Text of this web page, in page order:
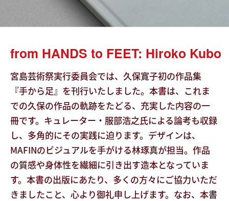
from HANDS to FEET: Hiroko Kubo
宮島芸術祭実行委員会では、久保寛子初の作品集
『手から足』を刊行いたしました。本書は、これま
での久保の作品の軌跡をたどる、充実した内容の一
冊です。キュレーター・服部浩之氏による論考も収録
し、多角的にその実践に迫ります。デザインは、
MAFINのビジュアルを手がける林琢真が担当。作品
の質感や身体性を繊細に引き出す造本となっていま
す。本書の出版にあたり、多くの方々にご協力いただ
きましたこと、心より御礼申し上げます。なお、本書